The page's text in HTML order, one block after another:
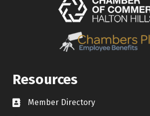
Resources
Contact icon
Member Directory